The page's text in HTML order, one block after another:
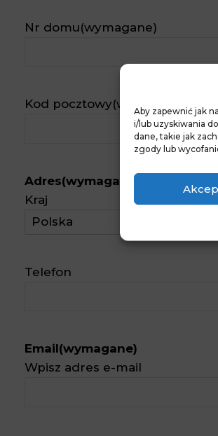
Aby zapewnić jak
i/lub uzyskiwania
dane, takie jak
zgody lub
Nr domu(wymagane)
Kod pocztowy(wymagane)
Adres(wymagane)
Kraj
Telefon
Email(wymagane)
Wpisz adres e-mail